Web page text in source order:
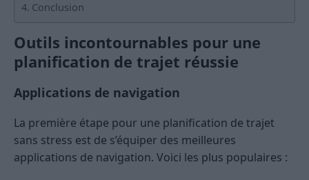
Conclusion
Outils incontournables pour une
planification de trajet réussie
Applications de navigation
La première étape pour une planification de trajet
sans stress est de s’équiper des meilleures
applications de navigation. Voici les plus populaires :